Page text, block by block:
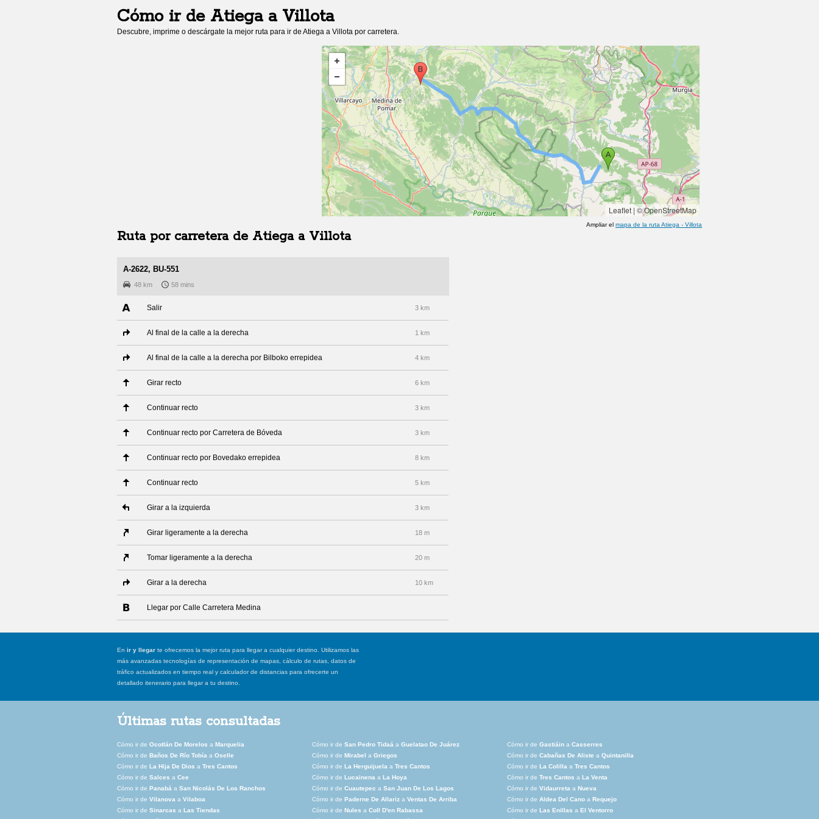
Cómo ir de Atiegaa Villota
Descubre, imprime o descárgate la mejor ruta para ir de Atiega a Villota por carretera.
Leaflet | © OpenStreetMap
Ampliar el mapa de la ruta Atiega - Villota
Ruta por carretera de Atiegaa Villota
A-2622, BU-551
48 km 58 mins
Salir 3 km
Al final de la calle a la derecha 1 km
Al final de la calle a la derecha por Bilboko errepidea 4 km
Girar recto 6 km
Continuar recto 3 km
Continuar recto por Carretera de Bóveda 3 km
Continuar recto por Bovedako errepidea 8 km
Continuar recto 5 km
Girar a la izquierda 3 km
Girar ligeramente a la derecha 18 m
Tomar ligeramente a la derecha 20 m
Girar a la derecha 10 km
Llegar por Calle Carretera Medina
En ir y llegar te ofrecemos la mejor ruta para llegar a cualquier destino. Utilizamos las
más avanzadas tecnologías de representación de mapas, cálculo de rutas, datos de
tráfico actualizados en tiempo real y calculador de distancias para ofrecerte un
detallado itenerario para llegar a tu destino.
Últimas rutas consultadas
Cómo ir de Ocotlán De Morelos a Marquelia Cómo ir de San Pedro Tidaá a Guelatao De Juárez Cómo ir de Gastiáin a Casserres
Cómo ir de Baños De Río Tobía a Oselle Cómo ir de Mirabel a Griegos Cómo ir de Cabañas De Aliste a Quintanilla
Cómo ir de La Hija De Dios a Tres Cantos Cómo ir de La Herguijuela a Tres Cantos Cómo ir de La Colilla a Tres Cantos
Cómo ir de Salces a Cee Cómo ir de Lucainena a La Hoya Cómo ir de Tres Cantos a La Venta
Cómo ir de Panabá a San Nicolás De Los Ranchos Cómo ir de Cuautepec a San Juan De Los Lagos Cómo ir de Vidaurreta a Nueva
Cómo ir de Vilanova a Vilaboa Cómo ir de Paderne De Allariz a Ventas De Arriba Cómo ir de Aldea Del Cano a Requejo
Cómo ir de Sinarcas a Las Tiendas Cómo ir de Nules a Coll D'en Rabassa Cómo ir de Las Enillas a El Ventorro